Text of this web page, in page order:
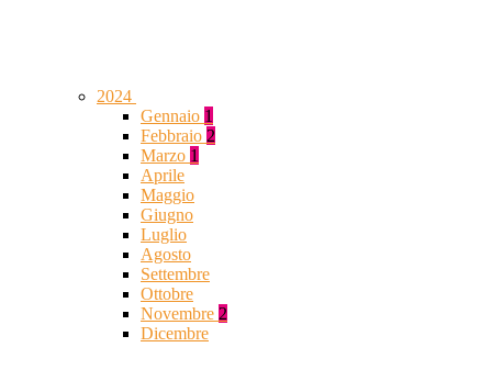
2024
Gennaio 1
Febbraio 2
Marzo 1
Aprile
Maggio
Giugno
Luglio
Agosto
Settembre
Ottobre
Novembre 2
Dicembre